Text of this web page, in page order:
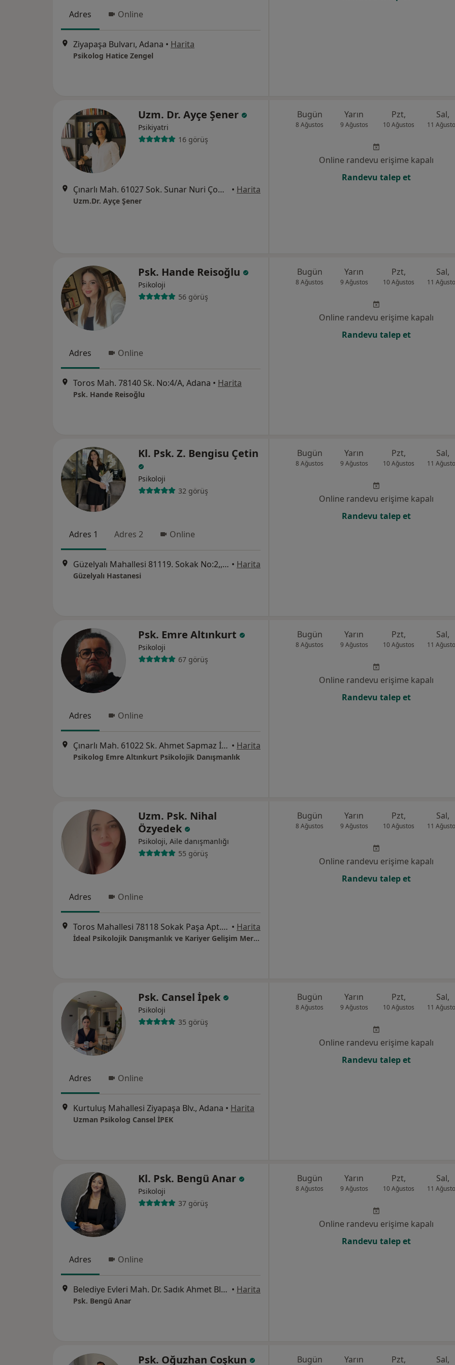
Adres Online
Ziyapaşa Bulvarı, Adana • Harita
Psikolog Hatice Zengel
Uzm. Dr. Ayçe Şener
Psikiyatri
16 görüş
Çınarlı Mah. 61027 Sok. Sunar Nuri Çomu İş Merkezi B Blok K:6 D:36 Seyhan, Adana, Adana • Harita
Uzm.Dr. Ayçe Şener
Bugün
8 Ağustos
Yarın
9 Ağustos
Pzt,
10 Ağustos
Sal,
11
Online randevu erişime kapalı
Randevu talep et
Psk. Hande Reisoğlu
Psikoloji
56 görüş
Adres Online
Toros Mah. 78140 Sk. No:4/A, Adana • Harita
Psk. Hande Reisoğlu
Bugün
8 Ağustos
Yarın
9 Ağustos
Pzt,
10 Ağustos
Sal,
11
Online randevu erişime kapalı
Randevu talep et
Kl. Psk. Z. Bengisu Çetin
Psikoloji
32 görüş
Adres 1 Adres 2 Online
Güzelyalı Mahallesi 81119. Sokak No:2,, Adana • Harita
Güzelyalı Hastanesi
Bugün
8 Ağustos
Yarın
9 Ağustos
Pzt,
10 Ağustos
Sal,
11
Online randevu erişime kapalı
Randevu talep et
Psk. Emre Altınkurt
Psikoloji
67 görüş
Adres Online
Çınarlı Mah. 61022 Sk. Ahmet Sapmaz İş Merkezi Kat 7 Daire 702, Adana • Harita
Psikolog Emre Altınkurt Psikolojik Danışmanlık
Bugün
8 Ağustos
Yarın
9 Ağustos
Pzt,
10 Ağustos
Sal,
11
Online randevu erişime kapalı
Randevu talep et
Uzm. Psk. Nihal
Özyedek
Psikoloji, Aile danışmanlığı
55 görüş
Adres Online
Toros Mahallesi 78118 Sokak Paşa Apt. A Blok K:1 D:1 Çukurova/Adana, Adana • Harita
İdeal Psikolojik Danışmanlık ve Kariyer Gelişim Merkezi
Bugün
8 Ağustos
Yarın
9 Ağustos
Pzt,
10 Ağustos
Sal,
11
Online randevu erişime kapalı
Randevu talep et
Psk. Cansel İpek
Psikoloji
35 görüş
Adres Online
Kurtuluş Mahallesi Ziyapaşa Blv., Adana • Harita
Uzman Psikolog Cansel İPEK
Bugün
8 Ağustos
Yarın
9 Ağustos
Pzt,
10 Ağustos
Sal,
11
Online randevu erişime kapalı
Randevu talep et
Kl. Psk. Bengü Anar
Psikoloji
37 görüş
Adres Online
Belediye Evleri Mah. Dr. Sadık Ahmet Blv. No:60, Adana • Harita
Psk. Bengü Anar
Bugün
8 Ağustos
Yarın
9 Ağustos
Pzt,
10 Ağustos
Sal,
11
Online randevu erişime kapalı
Randevu talep et
Psk. Oğuzhan Coşkun Bugün Yarın Pzt, Sal,